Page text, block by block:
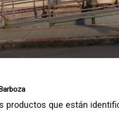
productos que están